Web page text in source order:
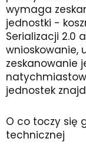
wymaga
jednostki -
Serializacji 2.0
wnioskowanie,
zeskanowanie
jednostek
O co toczy się
technicznej